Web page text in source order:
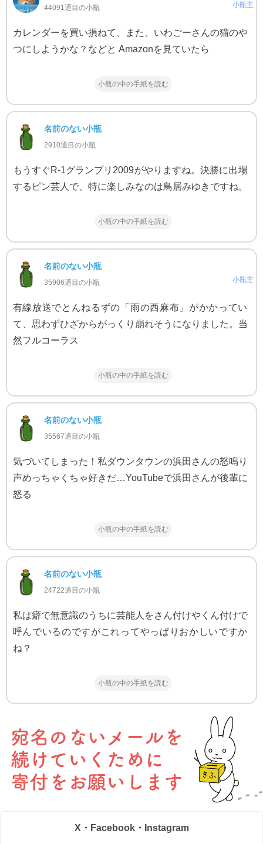
44091通目の小瓶 小瓶主
カレンダーを買い損ねて、また、いわごーさんの猫のや
つにしようかな？などと Amazonを見ていたら
小瓶の中の手紙を読む
名前のない小瓶
2910通目の小瓶
もうすぐR-1グランプリ2009がやりますね。決勝に出場
するピン芸人で、特に楽しみなのは鳥居みゆきですね。
小瓶の中の手紙を読む
名前のない小瓶
35906通目の小瓶 小瓶主
有線放送でとんねるずの「雨の西麻布」がかかってい
て、思わずひざからがっくり崩れそうになりました。当
然フルコーラス
小瓶の中の手紙を読む
名前のない小瓶
35567通目の小瓶
気づいてしまった！私ダウンタウンの浜田さんの怒鳴り
声めっちゃくちゃ好きだ…YouTubeで浜田さんが後輩に
怒る
小瓶の中の手紙を読む
名前のない小瓶
24722通目の小瓶
私は癖で無意識のうちに芸能人をさん付けやくん付けで
呼んでいるのですがこれってやっぱりおかしいですか
ね？
小瓶の中の手紙を読む
X・Facebook・Instagram